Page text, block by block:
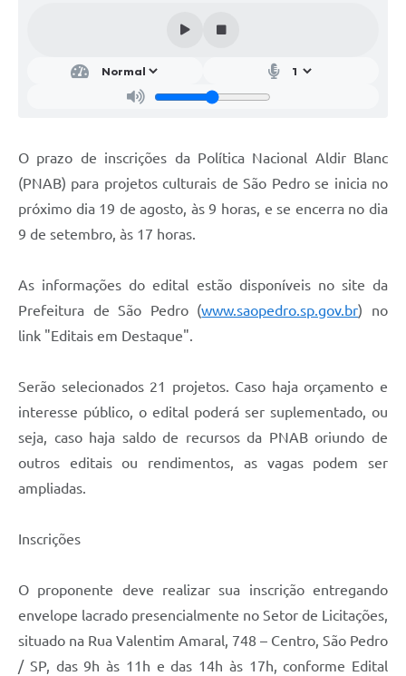
Contato
O prazo de inscrições da Política Nacional Aldir Blanc
(PNAB) para projetos culturais de São Pedro se inicia no
próximo dia 19 de agosto, às 9 horas, e se encerra no dia
9 de setembro, às 17 horas.
As informações do edital estão disponíveis no site da
Prefeitura de São Pedro (www.saopedro.sp.gov.br) no
link "Editais em Destaque".
Serão selecionados 21 projetos. Caso haja orçamento e
interesse público, o edital poderá ser suplementado, ou
seja, caso haja saldo de recursos da PNAB oriundo de
outros editais ou rendimentos, as vagas podem ser
ampliadas.
Inscrições
O proponente deve realizar sua inscrição entregando
envelope lacrado presencialmente no Setor de Licitações,
situado na Rua Valentim Amaral, 748 – Centro, São Pedro
/ SP, das 9h às 11h e das 14h às 17h, conforme Edital